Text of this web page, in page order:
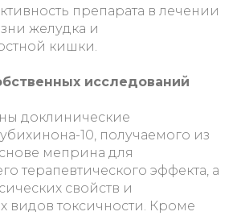
препарата в лечении
желудка и
кишки.
исследований
доклинические
10, получаемого из
меприна для
терапевтического эффекта, а
свойств и
видов токсичности. Кроме